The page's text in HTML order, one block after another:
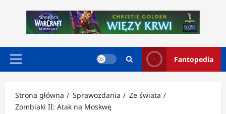
Menu
Fantopedia
Strona główna Sprawozdania
Ze świata
Zombiaki II: Atak na Moskwę